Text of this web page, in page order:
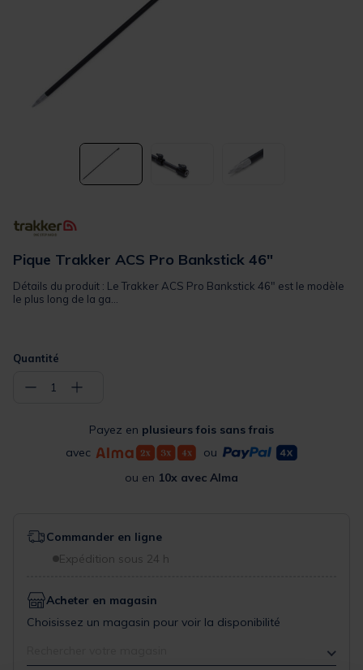
Pique Trakker ACS Pro Bankstick 46"
Détails du produit : Le Trakker ACS Pro Bankstick 46" est le modèle
le plus long de la ga...
Quantité
− 1 +
Payez en plusieurs fois sans frais
avec
ou
ou en 10x avec Alma
Commander en ligne
Expédition sous 24 h
Acheter en magasin
Choisissez un magasin pour voir la disponibilité